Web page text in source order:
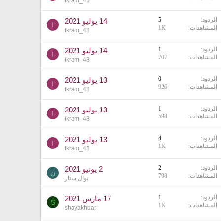
الردود
5
المشاهدات
1K
14 يوليو 2021
ikram_43
I
الردود
1
المشاهدات
707
14 يوليو 2021
ikram_43
I
الردود
0
المشاهدات
926
13 يوليو 2021
ikram_43
I
الردود
1
المشاهدات
598
13 يوليو 2021
ikram_43
I
الردود
4
المشاهدات
1K
13 يوليو 2021
ikram_43
I
الردود
2
المشاهدات
798
2 يونيو 2021
نوال ستار
ن
الردود
1
المشاهدات
1K
17 مارس 2021
shayakhdar
S